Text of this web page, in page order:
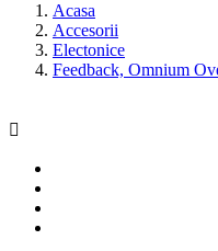
Acasa
Accesorii
Electonice
Feedback, Omnium
